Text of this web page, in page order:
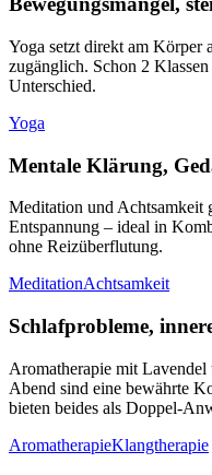
Yoga setzt direkt am Körper
zugänglich. Schon 2
Unterschied.
Yoga
Mentale Klärung,
Meditation und Achtsamkeit
Entspannung – ideal in
ohne Reizüberflutung.
MeditationAchtsamkeit
Schlafprobleme,
Aromatherapie mit
Abend sind eine bewährte
bieten beides als Doppel-
AromatherapieKlangtherapie